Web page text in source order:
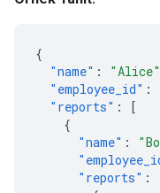
{
"name" : "Alice"
"employee_id" :
"reports" :
[
{
"name" :
"reports" :